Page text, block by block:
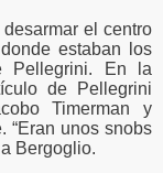
el centro
estaban los
Pellegrini. En la
de Pellegrini
Timerman y
“Eran unos snobs
Bergoglio.